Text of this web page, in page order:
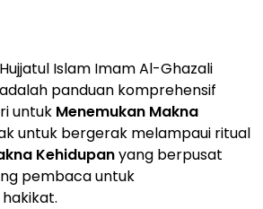
Islam Imam Al-Ghazali
panduan komprehensif
untuk Menemukan Makna
untuk bergerak melampaui ritual
Kehidupanyang berpusat
pembaca untuk